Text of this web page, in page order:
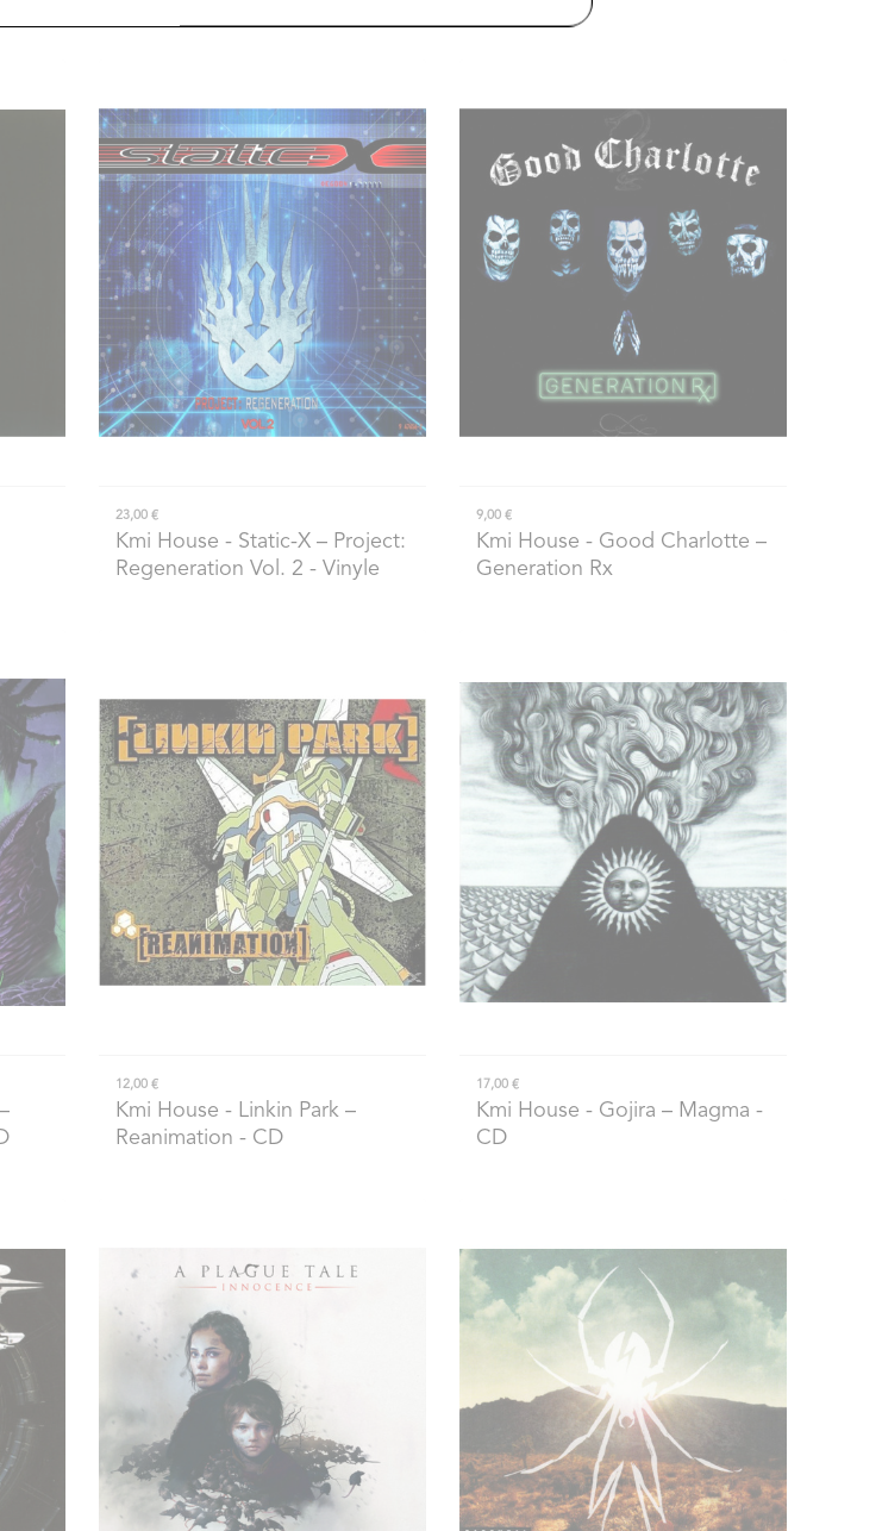
23,00 €
Kmi House - Static-X – Project:
Regeneration Vol. 2 - Vinyle
9,00 €
Kmi House - Good Charlotte –
Generation Rx
12,00 €
Kmi House - Linkin Park –
Reanimation - CD
17,00 €
Kmi House - Gojira – Magma -
CD